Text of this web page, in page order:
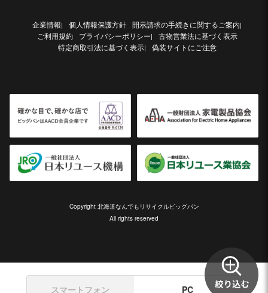
企業情報| 個人情報保護方針 開示請求の手続きに関するご案内|
ご利用規約 プライバシーポリシー|
古物営業法に基づく表示
特定商取引法に基づく表示| 偽装サイトにご注意
Copyright 北海道なんでもリサイクルビッグバン
All rights reserved
スマートフォン PC